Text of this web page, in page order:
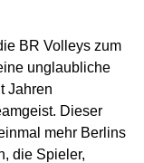
BR Volleys zum
unglaubliche
Jahren
Dieser
mehr Berlins
die Spieler,